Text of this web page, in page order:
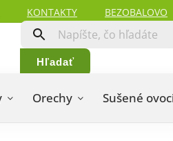
KONTAKTY BEZOBALOVO
MAPA SERVERU
Hľadať
Orechy Sušené